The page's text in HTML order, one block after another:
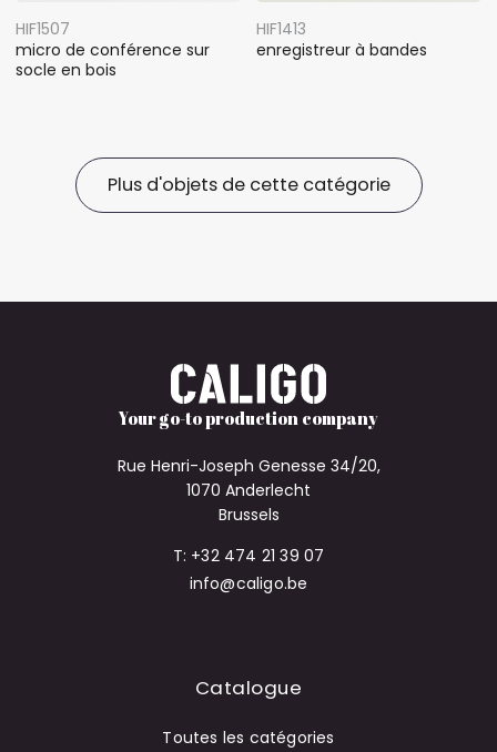
HIF1507
micro de conférence sur
socle en bois
HIF1413
enregistreur à bandes
Plus d'objets de cette catégorie
Your go-to production company
Rue Henri-Joseph Genesse 34/20,
1070 Anderlecht
Brussels
T: +32 474 21 39 07
info@caligo.be
Catalogue
Toutes les catégories